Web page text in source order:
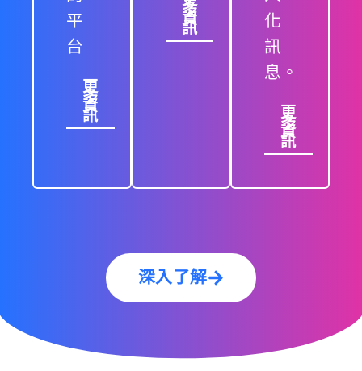
平
台
更
多
資
訊
多
資
訊
化
訊
息。
更
多
資
訊
深入了解